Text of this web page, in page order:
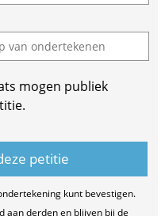
mogen publiek
kunt bevestigen.
aan derden en blijven bij de